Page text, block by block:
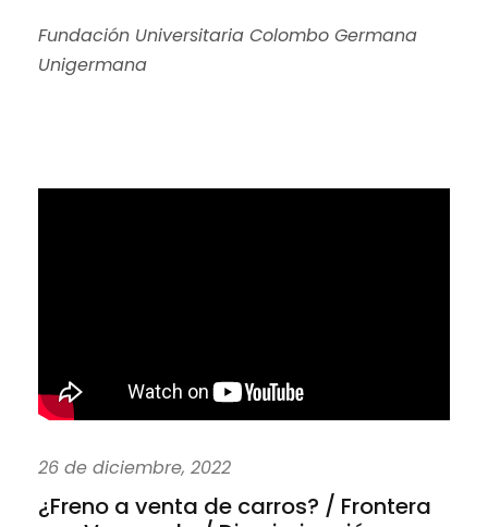
Fundación Universitaria Colombo Germana
Unigermana
26 de diciembre, 2022
¿Freno a venta de carros? / Frontera